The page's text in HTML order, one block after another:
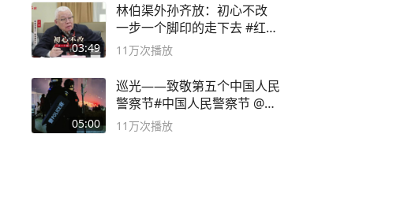
03:49
林伯渠外孙齐放：初心不改
一步一个脚印的走下去 #红船
论坛
11万次播放
05:00
巡光——致敬第五个中国人民
警察节#中国人民警察节 @抖
音小助手
11万次播放